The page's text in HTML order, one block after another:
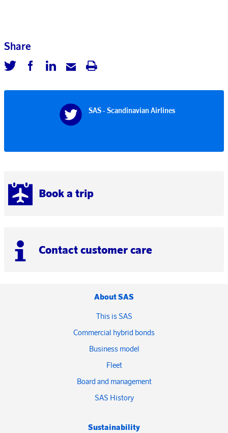
Book a trip
Contact customer care
Share
SAS - Scandinavian Airlines
About SAS
This is SAS
Commercial hybrid bonds
Business model
Fleet
Board and management
SAS History
Sustainability